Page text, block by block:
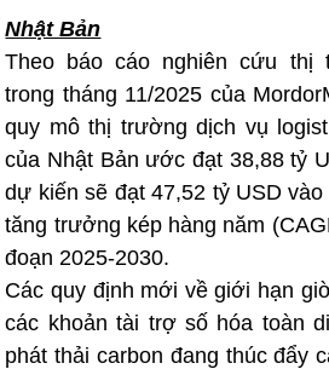
Nhật Bản
Theo báo cáo nghiên cứu thị
trong tháng 11/2025 của
quy mô thị trường dịch vụ
của Nhật Bản ước đạt 38,88 tỷ
dự kiến sẽ đạt 47,52 tỷ USD
tăng trưởng kép hàng năm
đoạn 2025-2030.
Các quy định mới về giới hạn
các khoản tài trợ số hóa toàn
phát thải carbon đang thúc đẩy